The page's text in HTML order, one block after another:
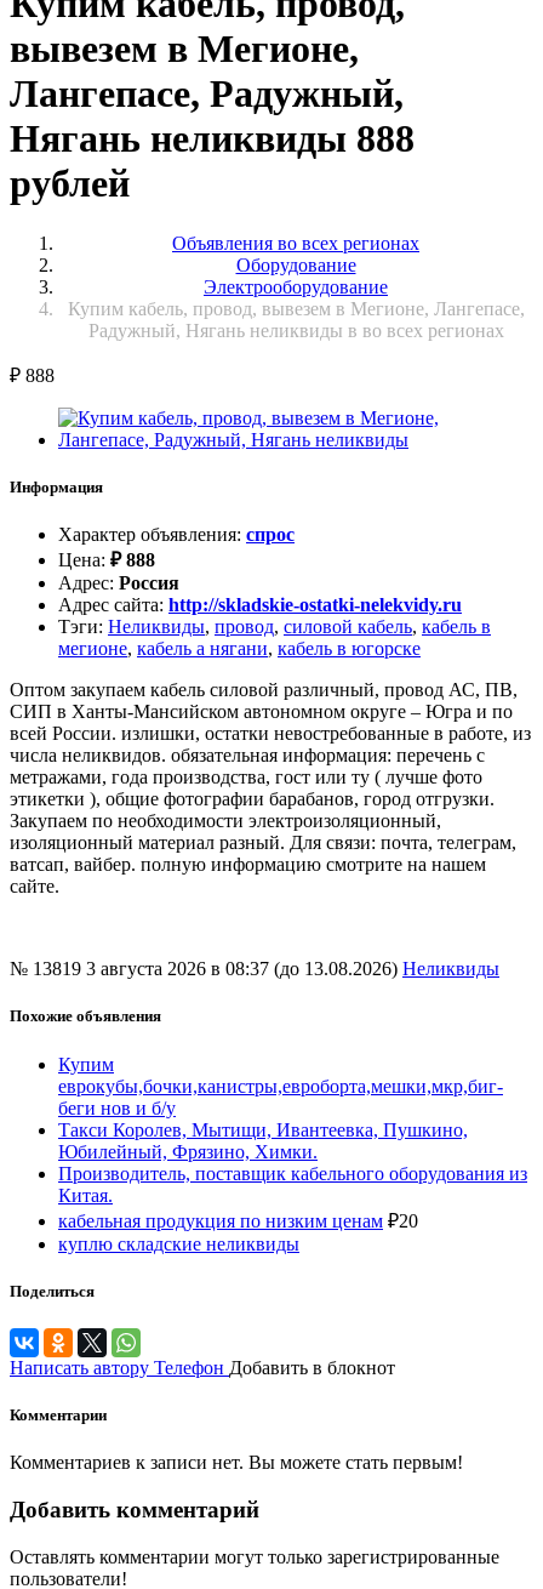
вывезем в Мегионе,
Лангепасе, Радужный,
Нягань неликвиды 888
рублей
Объявления во всех регионах
Оборудование
Электрооборудование
Купим кабель, провод, вывезем в Мегионе, Лангепасе,
Радужный, Нягань неликвиды в во всех регионах
₽ 888
Информация
Характер объявления: спрос
Цена: ₽888
Адрес: Россия
Адрес сайта: http://skladskie-ostatki-nelekvidy.ru
Тэги: Неликвиды, провод, силовой кабель, кабель в
мегионе, кабель а нягани, кабель в югорске
Оптом закупаем кабель силовой различный, провод АС, ПВ,
СИП в Ханты-Мансийском автономном округе – Югра и по
всей России. излишки, остатки невостребованные в работе, из
числа неликвидов. обязательная информация: перечень с
метражами, года производства, гост или ту ( лучше фото
этикетки ), общие фотографии барабанов, город отгрузки.
Закупаем по необходимости электроизоляционный,
изоляционный материал разный. Для связи: почта, телеграм,
ватсап, вайбер. полную информацию смотрите на нашем
сайте.
№ 13819 3 августа 2026 в 08:37 (до 13.08.2026) Неликвиды
Похожие объявления
Купим
еврокубы,бочки,канистры,евроборта,мешки,мкр,биг-
беги нов и б/у
Такси Королев, Мытищи, Ивантеевка, Пушкино,
Юбилейный, Фрязино, Химки.
Производитель, поставщик кабельного оборудования из
Китая.
кабельная продукция по низким ценам ₽20
куплю складские неликвиды
Поделиться
Написать автору Телефон Добавить в блокнот
Комментарии
Комментариев к записи нет. Вы можете стать первым!
Добавить комментарий
Оставлять комментарии могут только зарегистрированные
пользователи!